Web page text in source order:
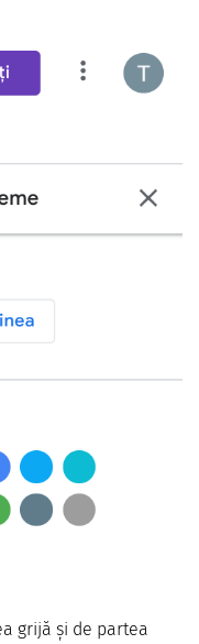
grijă și de partea